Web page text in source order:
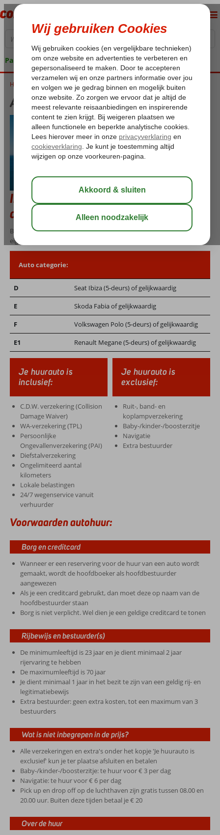
Pakketgarantie
Home Autohuur Tenerife
Autohuur Tenerife
Informatie over de huurauto en de
autohuurvoorwaarden - Tenerife
Boek nu snel en gemakkelijk uw huurauto en verken Tenerife op uw
eigen gemak.
Auto categorie:
D Seat Ibiza (5-deurs) of gelijkwaardig
E Skoda Fabia of gelijkwaardig
F Volkswagen Polo (5-deurs) of gelijkwaardig
E1 Renault Megane (5-deurs) of gelijkwaardig
Je huurauto is
inclusief:
C.D.W. verzekering (Collision
Damage Waiver)
WA-verzekering (TPL)
Persoonlijke
Ongevallenverzekering (PAI)
Diefstalverzekering
Ongelimiteerd aantal
kilometers
Lokale belastingen
24/7 wegenservice vanuit
verhuurder
Je huurauto is
exclusief:
Ruit-, band- en
koplampverzekering
Baby-/kinder-/boosterzitje
Navigatie
Extra bestuurder
Voorwaarden autohuur:
Borg en creditcard
Wanneer er een reservering voor de huur van een auto wordt
gemaakt, wordt de hoofdboeker als hoofdbestuurder
aangewezen
Als je een creditcard gebruikt, dan moet deze op naam van de
hoofdbestuurder staan
Borg is niet verplicht. Wel dien je een geldige creditcard te tonen
Rijbewijs en bestuurder(s)
De minimumleeftijd is 23 jaar en je dient minimaal 2 jaar
rijervaring te hebben
De maximumleeftijd is 70 jaar
Je dient minimaal 1 jaar in het bezit te zijn van een geldig rij- en
legitimatiebewijs
Extra bestuurder: geen extra kosten, tot een maximum van 3
bestuurders
Wat is niet inbegrepen in de prijs?
Alle verzekeringen en extra's onder het kopje 'Je huurauto is
exclusief' kun je ter plaatse afsluiten en betalen
Baby-/kinder-/boosterzitje: te huur voor € 3 per dag
Navigatie: te huur voor € 6 per dag
Pick up en drop off op de luchthaven zijn gratis tussen 08.00 en
20.00 uur. Buiten deze tijden betaal je € 20
Over de huur